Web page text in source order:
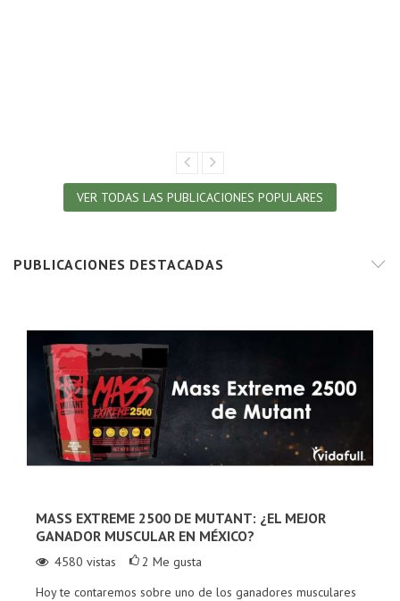
VER TODAS LAS PUBLICACIONES POPULARES
PUBLICACIONES DESTACADAS
MASS EXTREME 2500 DE MUTANT: ¿EL MEJOR
GANADOR MUSCULAR EN MÉXICO?
4580 vistas 2 Me gusta
Hoy te contaremos sobre uno de los ganadores musculares